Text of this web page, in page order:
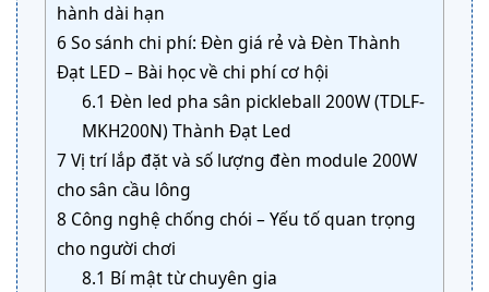
hành dài hạn
6 So sánh chi phí: Đèn giá rẻ và Đèn Thành
Đạt LED – Bài học về chi phí cơ hội
6.1 Đèn led pha sân pickleball 200W (TDLF-
MKH200N) Thành Đạt Led
7Vị trí lắp đặt và số lượng đèn module 200W
cho sân cầu lông
8 Công nghệ chống chói – Yếu tố quan trọng
cho người chơi
8.1 Bí mật từ chuyên gia